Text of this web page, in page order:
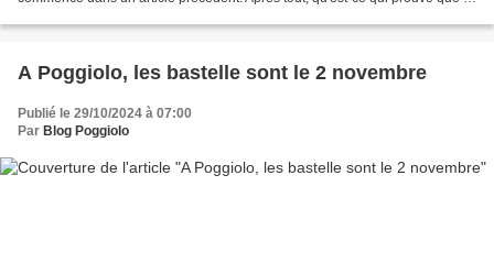
A Poggiolo, les bastelle sont le 2 novembre
Publié le 29/10/2024 à 07:00
Par Blog Poggiolo